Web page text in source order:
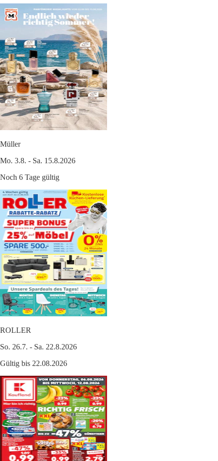
Müller
Mo. 3.8. - Sa. 15.8.2026
Noch 6 Tage gültig
ROLLER
So. 26.7. - Sa. 22.8.2026
Gültig bis 22.08.2026